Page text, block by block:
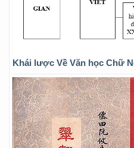
Khái lược Về Văn học Chữ